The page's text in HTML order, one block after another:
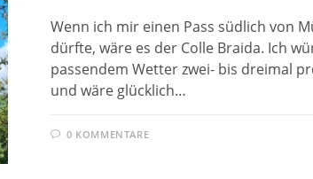
Wenn ich mir einen Pass südlich von
dürfte, wäre es der Colle Braida. Ich
passendem Wetter zwei- bis dreimal
und wäre glücklich…
0 KOMMENTARE